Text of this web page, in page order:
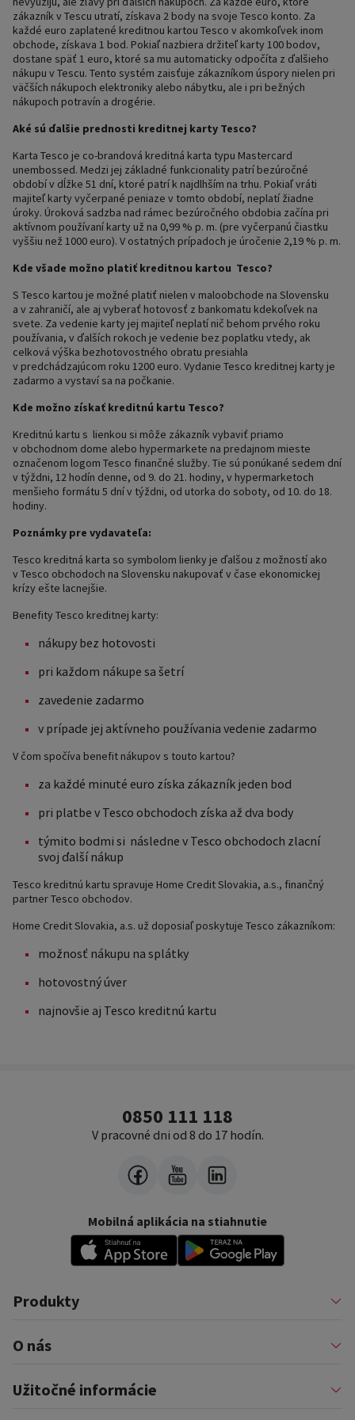
zákazník v Tescu utratí, získava 2 body na svoje Tesco konto. Za
každé euro zaplatené kreditnou kartou Tesco v akomkoľvek inom
obchode, získava 1 bod. Pokiaľ nazbiera držiteľ karty 100 bodov,
dostane späť 1 euro, ktoré sa mu automaticky odpočíta z ďalšieho
nákupu v Tescu. Tento systém zaisťuje zákazníkom úspory nielen pri
väčších nákupoch elektroniky alebo nábytku, ale i pri bežných
nákupoch potravín a drogérie.
Aké sú ďalšie prednosti kreditnej karty Tesco?
Karta Tesco je co-brandová kreditná karta typu Mastercard
unembossed. Medzi jej základné funkcionality patrí bezúročné
období v dĺžke 51 dní, ktoré patrí k najdlhším na trhu. Pokiaľ vráti
majiteľ karty vyčerpané peniaze v tomto období, neplatí žiadne
úroky. Úroková sadzba nad rámec bezúročného obdobia začína pri
aktívnom používaní karty už na 0,99 % p. m. (pre vyčerpanú čiastku
vyššiu než 1000 euro). V ostatných prípadoch je úročenie 2,19 % p. m.
Kde všade možno platiť kreditnou kartou Tesco?
S Tesco kartou je možné platiť nielen v maloobchode na Slovensku
a v zahraničí, ale aj vyberať hotovosť z bankomatu kdekoľvek na
svete. Za vedenie karty jej majiteľ neplatí nič behom prvého roku
používania, v ďalších rokoch je vedenie bez poplatku vtedy, ak
celková výška bezhotovostného obratu presiahla
v predchádzajúcom roku 1200 euro. Vydanie Tesco kreditnej karty je
zadarmo a vystaví sa na počkanie.
Kde možno získať kreditnú kartu Tesco?
Kreditnú kartu s lienkou si môže zákazník vybaviť priamo
v obchodnom dome alebo hypermarkete na predajnom mieste
označenom logom Tesco finančné služby. Tie sú ponúkané sedem dní
v týždni, 12 hodín denne, od 9. do 21. hodiny, v hypermarketoch
menšieho formátu 5 dní v týždni, od utorka do soboty, od 10. do 18.
hodiny.
Poznámky pre vydavateľa:
Tesco kreditná karta so symbolom lienky je ďalšou z možností ako
v Tesco obchodoch na Slovensku nakupovať v čase ekonomickej
krízy ešte lacnejšie.
Benefity Tesco kreditnej karty:
nákupy bez hotovosti
pri každom nákupe sa šetrí
zavedenie zadarmo
v prípade jej aktívneho používania vedenie zadarmo
V čom spočíva benefit nákupov s touto kartou?
za každé minuté euro získa zákazník jeden bod
pri platbe v Tesco obchodoch získa až dva body
týmito bodmi si následne v Tesco obchodoch zlacní
svoj ďalší nákup
Tesco kreditnú kartu spravuje Home Credit Slovakia, a.s., finančný
partner Tesco obchodov.
Home Credit Slovakia, a.s. už doposiaľ poskytuje Tesco zákazníkom:
možnosť nákupu na splátky
hotovostný úver
najnovšie aj Tesco kreditnú kartu
0850 111 118
V pracovné dni od 8 do 17 hodín.
Mobilná aplikácia na stiahnutie
Produkty
Pôžičky
Financovanie podnikateľov
Nákup na splátky a karty
Auto na splátky
O nás
Profil firmy
Pomáhame
Užitočné informácie